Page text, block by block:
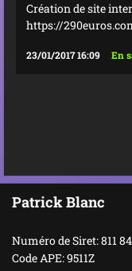
Création de site
https://
23/01/2017 16:09 En
Patrick Blanc
Numéro de Siret: 811
Code APE: 9511Z